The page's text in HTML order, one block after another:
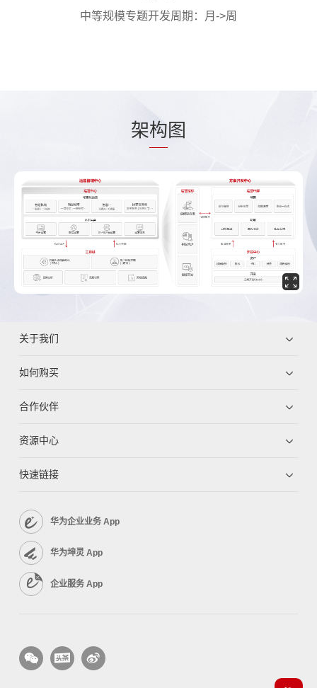
中等规模专题开发周期：月->周
架构图
关于我们
如何购买
合作伙伴
资源中心
快速链接
华为企业业务 App
华为坤灵 App
企业服务 App